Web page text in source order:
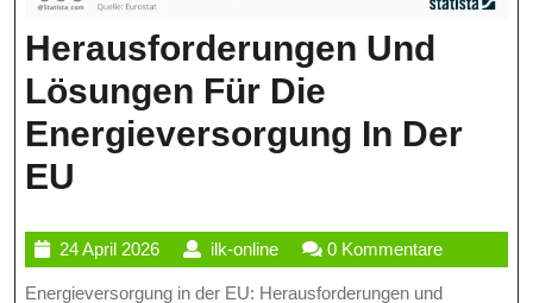
Herausforderungen Und
Lösungen Für Die
Energieversorgung In Der
EU
Lösungen
24 April 202624
April
ilk-onlineilk-
online
0 Kommentare
Energieversorgung in der EU: Herausforderungen und